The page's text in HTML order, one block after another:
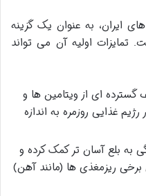
ایران، به عنوان یک گزینه
تمایزات اولیه آن می تواند
ای از ویتامین ها و
غذایی روزمره به اندازه
به بلع آسان تر کمک کرده و
برخی ریزمغذی ها (مانند آهن)